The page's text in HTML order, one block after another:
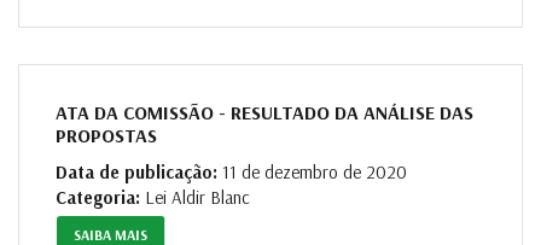
ATA DA COMISSÃO - RESULTADO DA ANÁLISE DAS
PROPOSTAS
Data de publicação: 11 de dezembro de 2020
Categoria: Lei Aldir Blanc
SAIBA MAIS